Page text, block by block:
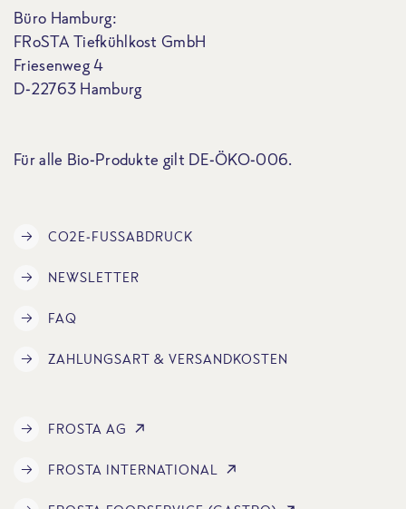
Büro Hamburg:
FRoSTA Tiefkühlkost GmbH
Friesenweg 4
D-22763 Hamburg
Für alle Bio-Produkte gilt DE-ÖKO-006.
CO2E-FUSSABDRUCK
NEWSLETTER
FAQ
ZAHLUNGSART & VERSANDKOSTEN
FROSTA AG
FROSTA INTERNATIONAL